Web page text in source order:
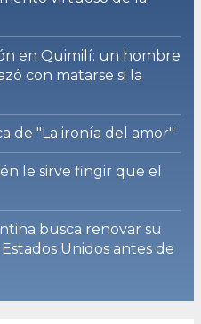
en Quimilí: un hombre
con matarse si la
de "La ironía del amor"
le sirve fingir que el
busca renovar su
Unidos antes de